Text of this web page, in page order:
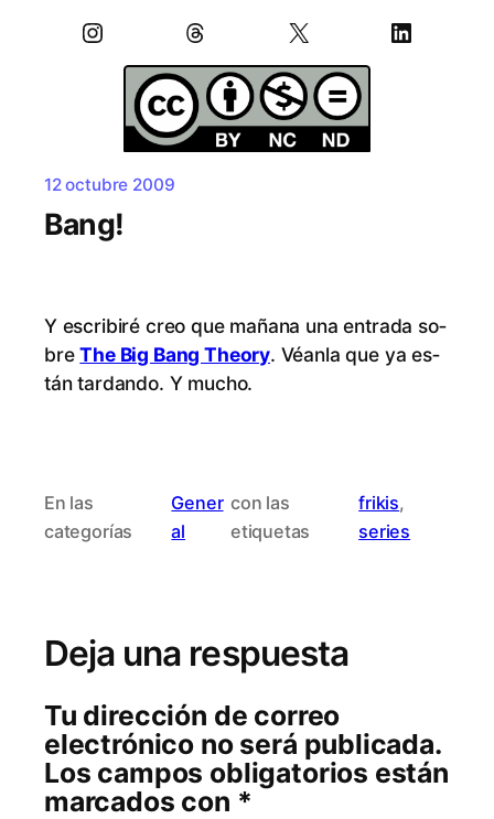
Instagram Threads X LinkedIn
12 octubre 2009
Bang!
Y es­cri­bi­ré creo que ma­ña­na una en­tra­da so­
breThe Big Bang Theory. Véan­la que ya es­
tán tar­dan­do. Y mucho.
En las
categorías
Gener
al
con las
etiquetas
frikis
series
Deja una respuesta
Tu dirección de correo
electrónico no será publicada.
Los campos obligatorios están
marcados con *